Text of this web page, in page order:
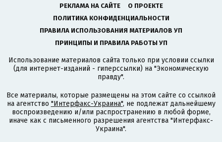
РЕКЛАМА НА САЙТЕ
О ПРОЕКТЕ
ПОЛИТИКА КОНФИДЕНЦИАЛЬНОСТИ
ПРАВИЛА ИСПОЛЬЗОВАНИЯ МАТЕРИАЛОВ УП
ПРИНЦИПЫ И ПРАВИЛА РАБОТЫ УП
Использование материалов сайта только при условии ссылки
(для интернет-изданий - гиперссылки) на "Экономическую
правду".
Все материалы, которые размещены на этом сайте со ссылкой
на агентство "Интерфакс-Украина", не подлежат дальнейшему
воспроизведению и/или распространению в любой форме,
иначе как с письменного разрешения агентства "Интерфакс-
Украина".